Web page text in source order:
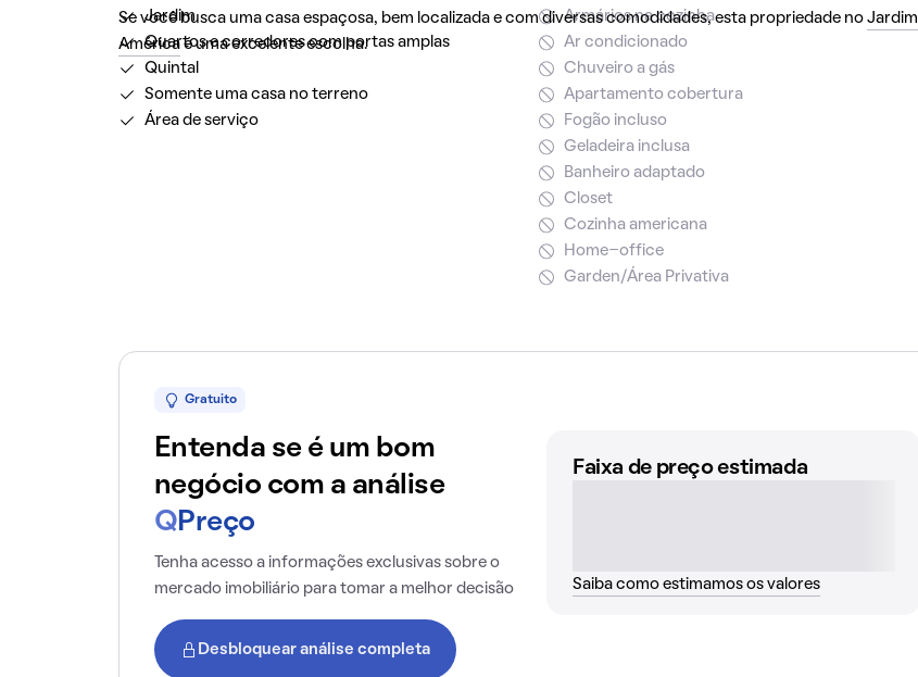
Se você busca uma casa espaçosa, bem localizada e com diversas comodidades, esta propriedade no Jardim
Américaé uma excelente escolha.
Jardim
Quartos e corredores com portas amplas
Quintal
Somente uma casa no terreno
Área de serviço
Armários na cozinha
Ar condicionado
Chuveiro a gás
Apartamento cobertura
Fogão incluso
Geladeira inclusa
Banheiro adaptado
Closet
Cozinha americana
Home-office
Garden/Área Privativa
Gratuito
Entenda se é um bom
negócio com a análise
Q Preço
Tenha acesso a informações exclusivas sobre o
mercado imobiliário para tomar a melhor decisão
Desbloquear análise completa
Faixa de preço estimada
Saiba como estimamos os valores